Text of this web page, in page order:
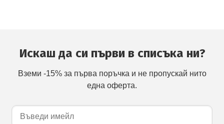
Искаш да си първи в списъка ни?
Вземи -15% за първа поръчка и не пропускай нито
една оферта.